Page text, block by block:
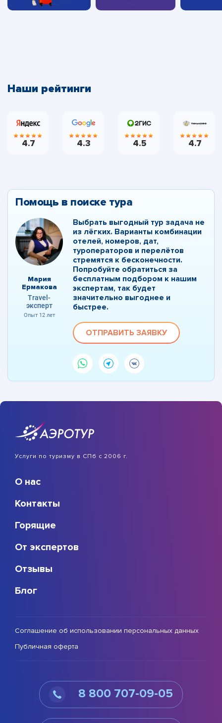
Наши рейтинги
4.7 4.3 4.5 4.7
Помощь в поиске тура
Мария
Ермакова
Travel-
эксперт
Опыт 12 лет
Выбрать выгодный тур задача не
из лёгких. Варианты комбинации
отелей, номеров, дат,
туроператоров и перелётов
стремятся к бесконечности.
Попробуйте обратиться за
бесплатным подбором к нашим
экспертам, так будет
значительно выгоднее и
быстрее.
ОТПРАВИТЬ ЗАЯВКУ
Услуги по туризму в СПб с 2006 г.
О нас
Контакты
Горящие
От экспертов
Отзывы
Блог
Соглашение об использовании персональных данных
Публичная оферта
8 800 707-09-05